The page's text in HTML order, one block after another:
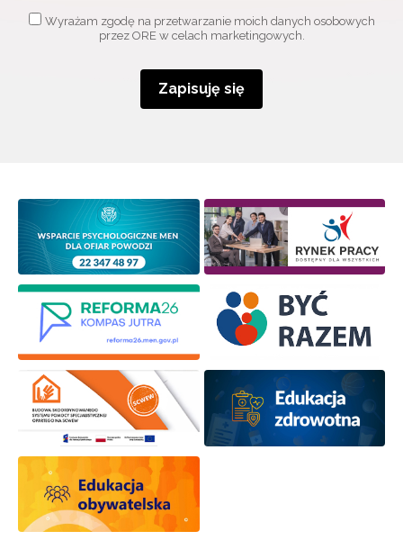
Wyrażam zgodę na przetwarzanie moich danych osobowych
przez ORE w celach marketingowych.
Zapisuję się